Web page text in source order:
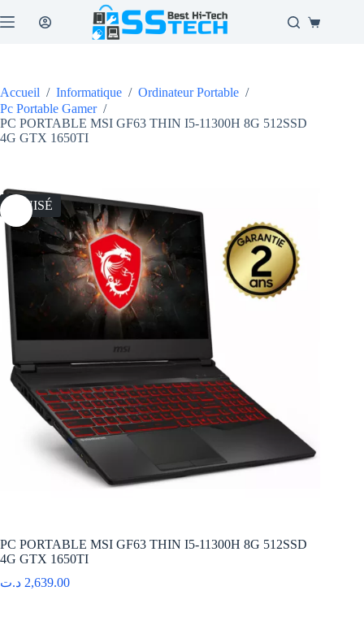
au
Panier
Accueil / Informatique / Ordinateur Portable /
Pc Portable Gamer /
PC PORTABLE MSI GF63 THIN I5-11300H 8G 512SSD
4G GTX 1650TI
ÉPUISÉ
PC PORTABLE MSI GF63 THIN I5-11300H 8G 512SSD
4G GTX 1650TI
2,639.00 د.ت